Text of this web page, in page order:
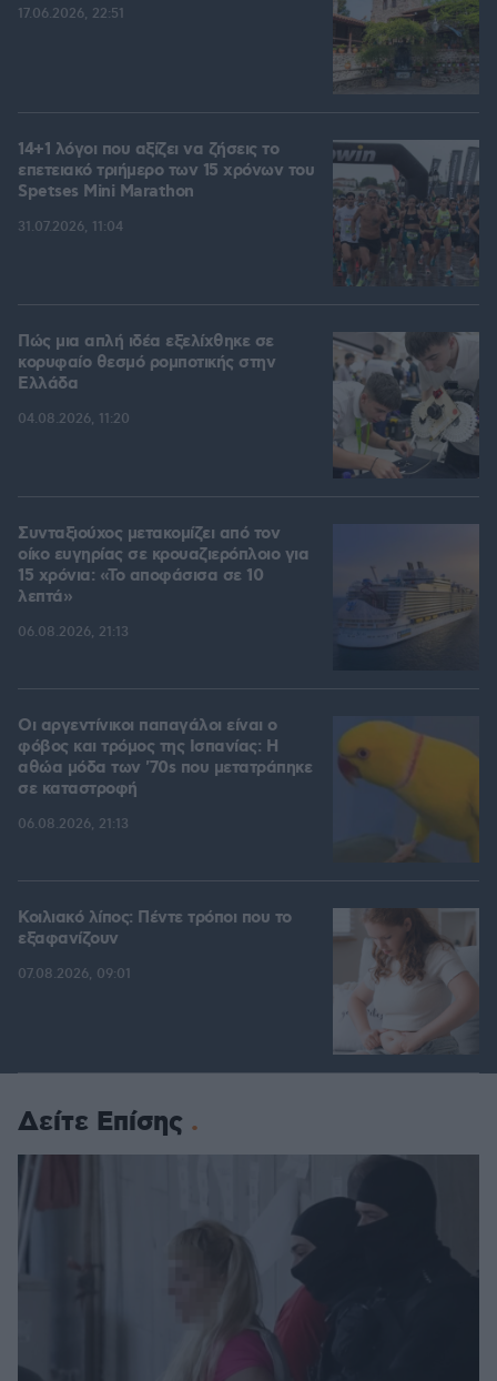
17.06.2026, 22:51
14+1 λόγοι που αξίζει να ζήσεις το
επετειακό τριήμερο των 15 χρόνων του
Spetses Mini Marathon
31.07.2026, 11:04
Πώς μια απλή ιδέα εξελίχθηκε σε
κορυφαίο θεσμό ρομποτικής στην
Ελλάδα
04.08.2026, 11:20
Συνταξιούχος μετακομίζει από τον
οίκο ευγηρίας σε κρουαζιερόπλοιο για
15 χρόνια: «Το αποφάσισα σε 10
λεπτά»
06.08.2026, 21:13
Οι αργεντίνικοι παπαγάλοι είναι ο
φόβος και τρόμος της Ισπανίας: Η
αθώα μόδα των '70s που μετατράπηκε
σε καταστροφή
06.08.2026, 21:13
Κοιλιακό λίπος: Πέντε τρόποι που το
εξαφανίζουν
07.08.2026, 09:01
Δείτε Επίσης